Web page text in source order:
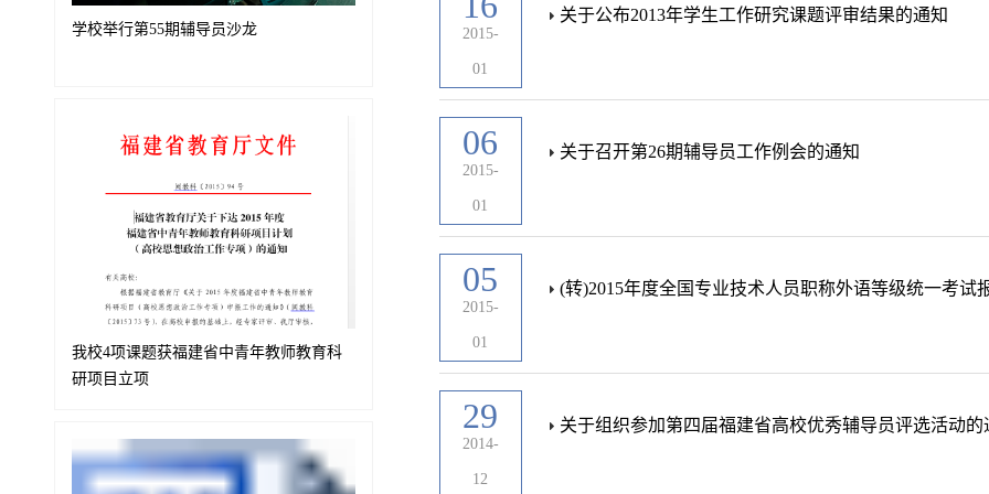
学校举行第55期辅导员沙龙
我校4项课题获福建省中青年教师教育科
研项目立项
2015-
01
关于公布2013年学生工作研究课题评审结果的通知
06
2015-
01
关于召开第26期辅导员工作例会的通知
05
2015-
01
(转)2015年度全国专业技术人员职称外语等级统一考试
29
2014-
12
关于组织参加第四届福建省高校优秀辅导员评选活动的